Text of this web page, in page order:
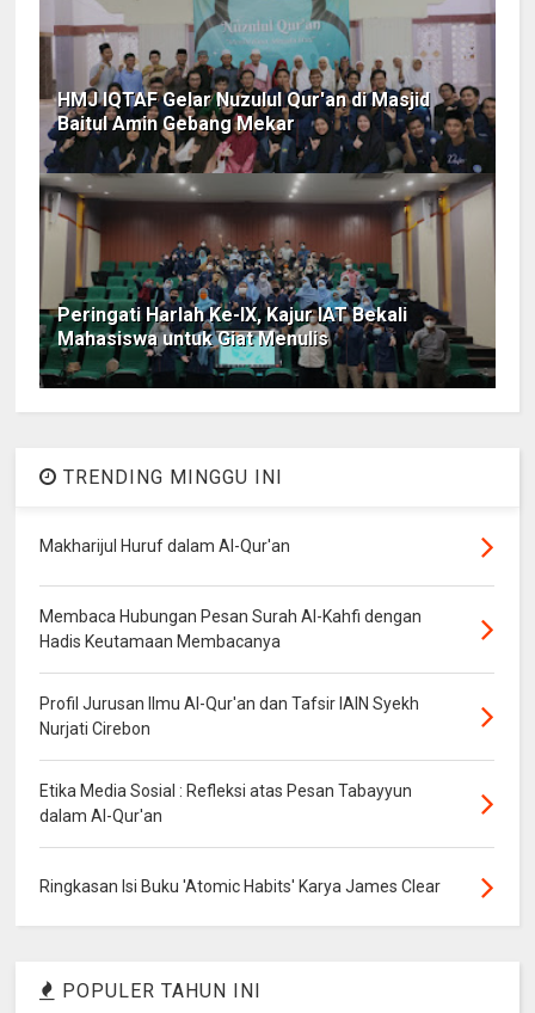
HMJ IQTAF Gelar Nuzulul Qur'an di Masjid
Baitul Amin Gebang Mekar
Peringati Harlah Ke-IX, Kajur IAT Bekali
Mahasiswa untuk Giat Menulis
TRENDING MINGGU INI
Makharijul Huruf dalam Al-Qur'an
Membaca Hubungan Pesan Surah Al-Kahfi dengan
Hadis Keutamaan Membacanya
Profil Jurusan Ilmu Al-Qur'an dan Tafsir IAIN Syekh
Nurjati Cirebon
Etika Media Sosial : Refleksi atas Pesan Tabayyun
dalam Al-Qur'an
Ringkasan Isi Buku 'Atomic Habits' Karya James Clear
POPULER TAHUN INI